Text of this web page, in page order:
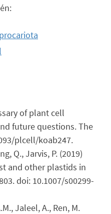
of plant cell
future questions. The
plcell/koab247.
Q., Jarvis, P. (2019)
and other plastids in
doi: 10.1007/s00299-
Jaleel, A., Ren, M.